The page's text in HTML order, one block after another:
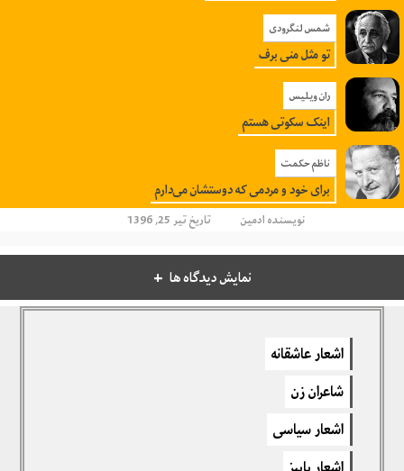
شمس لنگرودی
تو مثل منی برف
ران ویلیس
اینک سکوتی هستم
ناظم حکمت
برای خود و مردمی که دوستشان می‌دارم
نویسندهادمین تاریخ تیر 25, 1396
نمایش دیدگاه ها
دیدگاهتان را بنویسید
برای نوشتن دیدگاه باید
اشعار عاشقانه
شاعران زن
اشعار سیاسی